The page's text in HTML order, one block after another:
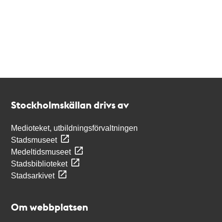
Stockholmskällan drivs av
Medioteket, utbildningsförvaltningen
Stadsmuseet
Medeltidsmuseet
Stadsbiblioteket
Stadsarkivet
Om webbplatsen